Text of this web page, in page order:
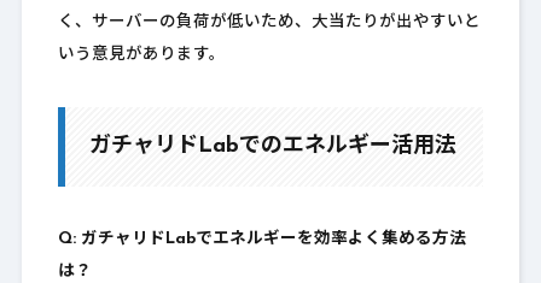
く、サーバーの負荷が低いため、大当たりが出やすいと
いう意見があります。
ガチャリドLabでのエネルギー活用法
Q: ガチャリドLabでエネルギーを効率よく集める方法
は？